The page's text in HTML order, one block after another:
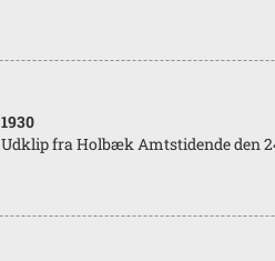
1930
Udklip fra Holbæk Amtstidende den